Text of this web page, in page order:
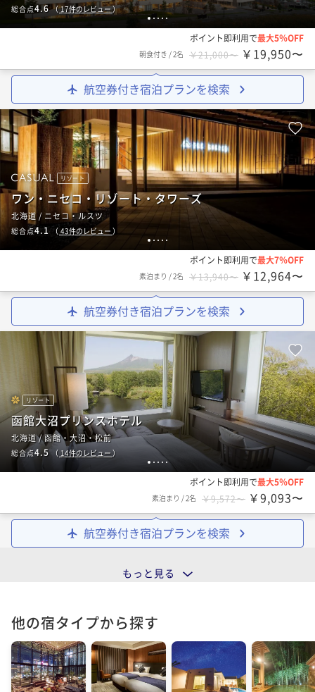
1 2 3 4 5
総合点4.6（17件のレビュー）
ポイント即利用で最大5％OFF
朝食付き /2名 ￥21,000〜 ￥19,950〜
航空券付き宿泊プランを検索
1 2 3 4 5
リゾート
ワン・ニセコ・リゾート・タワーズ
北海道 / ニセコ・ルスツ
総合点4.1 （ 43件のレビュー ）
ポイント即利用で最大7％OFF
素泊まり /2名 ￥13,940〜 ￥12,964〜
航空券付き宿泊プランを検索
1 2 3 4 5
リゾート
函館大沼プリンスホテル
北海道 / 函館・大沼・松前
総合点4.5（ 14件のレビュー）
ポイント即利用で最大5％OFF
素泊まり /2名 ￥9,572〜 ￥9,093〜
航空券付き宿泊プランを検索
もっと見る
他の宿タイプから探す